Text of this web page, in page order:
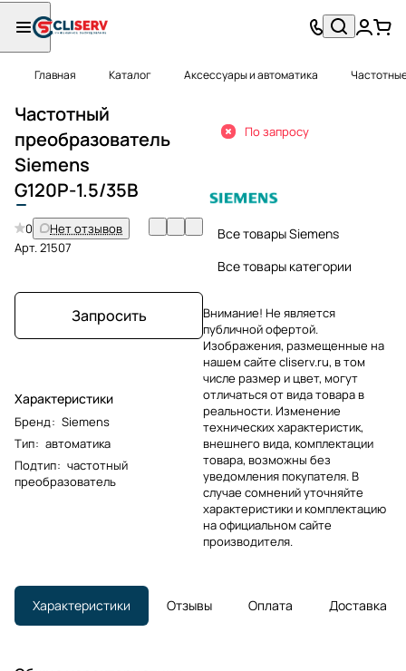
Главная Каталог Аксессуары и автоматика
Частотный
преобразователь
Siemens
G120P-1.5/35B
0
Нет отзывов
Арт.21507
Запросить
Характеристики
Бренд: Siemens
Тип: автоматика
Подтип: частотный
преобразователь
По запросу
Все товары Siemens
Все товары категории
Внимание! Не является
публичной офертой.
Изображения, размещенные на
нашем сайте cliserv.ru, в том
числе размер и цвет, могут
отличаться от вида товара в
реальности. Изменение
технических характеристик,
внешнего вида, комплектации
товара, возможны без
уведомления покупателя. В
случае сомнений уточняйте
характеристики и комплектацию
на официальном сайте
производителя.
Характеристики Отзывы Оплата Доставка